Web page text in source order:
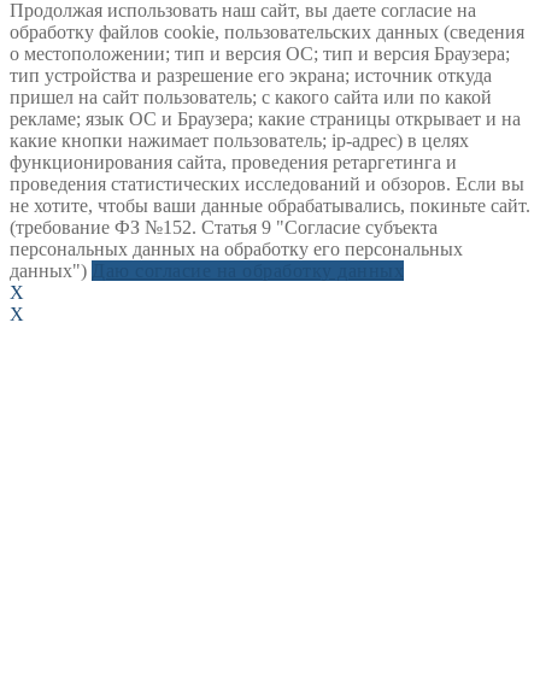
Продолжая использовать наш сайт, вы даете согласие на
обработку файлов cookie, пользовательских данных (сведения
о местоположении; тип и версия ОС; тип и версия Браузера;
тип устройства и разрешение его экрана; источник откуда
пришел на сайт пользователь; с какого сайта или по какой
рекламе; язык ОС и Браузера; какие страницы открывает и на
какие кнопки нажимает пользователь; ip-адрес) в целях
функционирования сайта, проведения ретаргетинга и
проведения статистических исследований и обзоров. Если вы
не хотите, чтобы ваши данные обрабатывались, покиньте сайт.
(требование ФЗ №152. Статья 9 "Согласие субъекта
персональных данных на обработку его персональных
данных")
X
X